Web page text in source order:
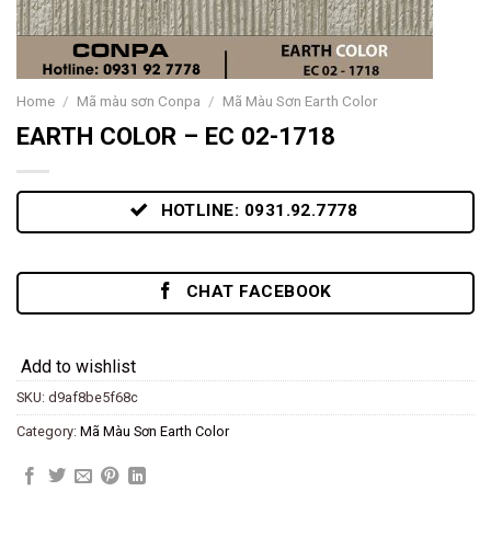
Home / Mã màu sơn Conpa / Mã Màu Sơn Earth Color
EARTH COLOR – EC 02-1718
HOTLINE: 0931.92.7778
CHAT FACEBOOK
Add to wishlist
SKU: d9af8be5f68c
Category: Mã Màu Sơn Earth Color